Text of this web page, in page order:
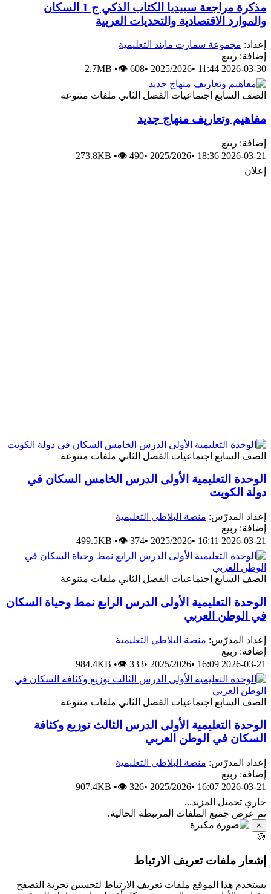
مذكرة مراجعة سبيديا الكتاب الذكي ج 1 السكان
والموارد الاقتصادية والتحديات العربية
إعداد: مجموعة سمارت مايند التعليمية
إضافة: ربيع
2026-03-30 11:44
•
2025/2026
•
2.7MB •👁 608
الصف السابع اجتماعيات الفصل الثاني ملفات متنوعة
مفاهيم وتعاريف منهاج جديد
إضافة: ربيع
2026-03-21 18:36
•
2025/2026
•
273.8KB •👁 490
إعلان
الصف السابع اجتماعيات الفصل الثاني ملفات متنوعة
الوحدة التعليمية الأولى الدرس الخامس السكان في
دولة الكويت
إعداد المدرّس: منصة البلاطي التعليمية
إضافة: ربيع
2026-03-21 16:11
•
2025/2026
•
499.5KB •👁 374
الصف السابع اجتماعيات الفصل الثاني ملفات متنوعة
الوحدة التعليمية الأولى الدرس الرابع نمط وحياة السكان
في الوطن العربي
إعداد المدرّس: منصة البلاطي التعليمية
إضافة: ربيع
2026-03-21 16:09
•
2025/2026
•
984.4KB •👁 333
الصف السابع اجتماعيات الفصل الثاني ملفات متنوعة
الوحدة التعليمية الأولى الدرس الثالث توزيع وكثافة
السكان في الوطن العربي
إعداد المدرّس: منصة البلاطي التعليمية
إضافة: ربيع
2026-03-21 16:07
•
2025/2026
•
907.4KB •👁 326
جاري تحميل المزيد...
تم عرض جميع الملفات المرتبطة الحالية.
×
🍪
إشعار ملفات تعريف الارتباط
يستخدم هذا الموقع ملفات تعريف الارتباط لتحسين تجربة التصفح